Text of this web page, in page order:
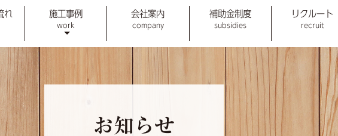
れ 施工事例
work
会社案内
company
補助金制度
subsidies
リクルート
recruit
お知らせ